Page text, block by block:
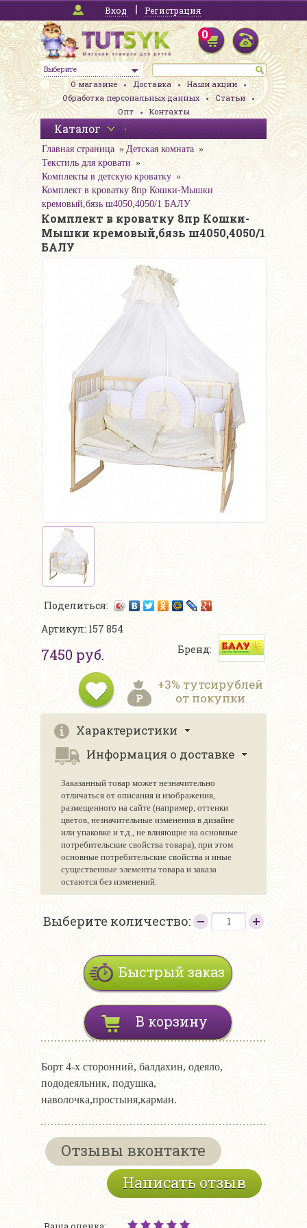
Вход Регистрация
Выберите
0
О магазине Доставка
Наши акции
Обработка персональных данных
Статьи
Опт
Контакты
Каталог
Главная страница
Детская комната
Текстиль для кровати
Комплекты в детскую кроватку
Комплект в кроватку 8пр Кошки-Мышки
кремовый,бязь ш4050,4050/1 БАЛУ
Комплект в кроватку 8пр Кошки-
Мышки кремовый,бязь ш4050,4050/1
БАЛУ
Поделиться:
Артикул: 157 854
7450 руб. Бренд:
+3% тутсирублей
от покупки
Характеристики
Информация о доставке
Заказанный товар может незначительно
отличаться от описания и изображения,
размещенного на сайте (например, оттенки
цветов, незначительные изменения в дизайне
или упаковке и т.д., не влияющие на основные
потребительские свойства товара), при этом
основные потребительские свойства и иные
существенные элементы товара и заказа
остаются без изменений.
Выберите количество:
Быстрый заказ
В корзину
Борт 4-х сторонний, балдахин, одеяло,
пододеяльник, подушка,
наволочка,простыня,карман.
Отзывы вконтакте
Написать отзыв